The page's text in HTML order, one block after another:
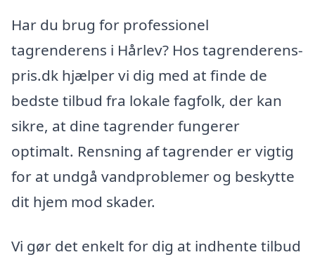
Har du brug for professionel
tagrenderens i Hårlev? Hos tagrenderens-
pris.dk hjælper vi dig med at finde de
bedste tilbud fra lokale fagfolk, der kan
sikre, at dine tagrender fungerer
optimalt. Rensning af tagrender er vigtig
for at undgå vandproblemer og beskytte
dit hjem mod skader.
Vi gør det enkelt for dig at indhente tilbud